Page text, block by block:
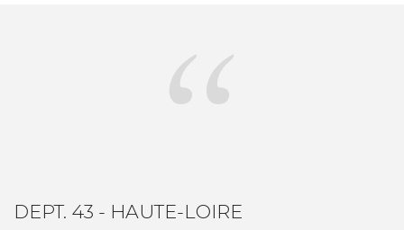
DEPT. 43 - HAUTE-LOIRE